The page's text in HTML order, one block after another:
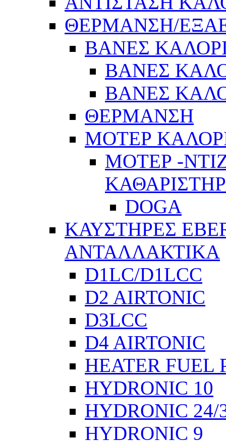
ΘΕΡΜΑΝΣΗ/
ΒΑΝΕΣ
ΒΑΝΕΣ
ΒΑΝΕΣ
ΘΕΡΜΑΝΣΗ
ΜΟΤΕΡ
ΜΟΤΕΡ -
DOGA
ΚΑΥΣΤΗΡΕΣ
ΑΝΤΑΛΛΑΚΤΙΚΑ
D1LC/D1LCC
D2 AIRTONIC
D3LCC
D4 AIRTONIC
HEATER FUEL
HYDRONIC 10
HYDRONIC 24/
HYDRONIC 9